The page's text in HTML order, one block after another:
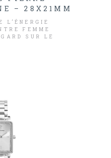
– 28X21MM
L’ÉNERGIE
FEMME
SUR LE
À SON DESIGN
LA FRAÎCHEUR